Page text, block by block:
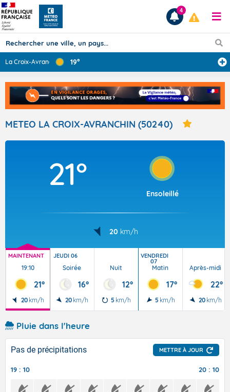
Prévisions
TOUS LES RÉSULTATS
Articles
4
La Croix-Avranc ... 19°
METEO LA CROIX-AVRANCHIN (50240)
21°
Ensoleillé
20 km/h
MAINTENANT
19:10
21°
20 km/h
JEUDI 06
Soirée
16°
20 km/h
Nuit
12°
5 km/h
VENDREDI
07
Matin
17°
5 km/h
Après-midi
22°
20 km/h
Pluie dans l'heure
Pas de précipitations METTRE À JOUR
19 : 10 20 : 10